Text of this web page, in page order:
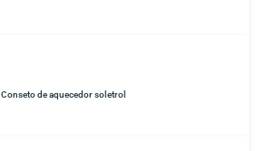
Conseto de aquecedor soletrol